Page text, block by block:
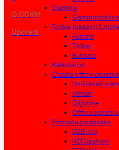
0,00 KM
Uporedi
Gaming
Gaming stolice
Torbe, ruksaci i futrole
Futrole
Torbe
Ruksaci
Kalkulatori
Ostala office oprema
Uništavač
Trimeri
Giljotine
Office oprema
Pohrana podataka
USB-ovi
HDD diskovi